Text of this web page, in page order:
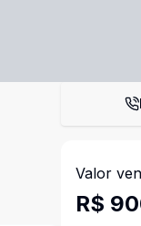
Valor
R$